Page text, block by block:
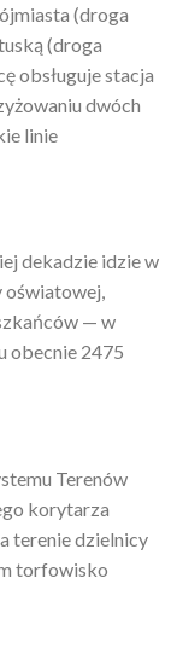
(droga
(droga
obsługuje stacja
dwóch
linie
dekadzie idzie w
oświatowej,
— w
obecnie 2475
Terenów
korytarza
terenie dzielnicy
torfowisko